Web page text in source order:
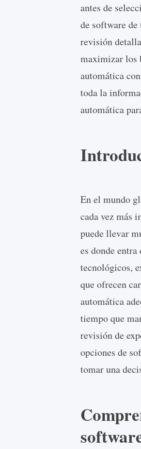
antes de
de software
revisión
maximizar los
automática
toda la
automática
En el mundo
cada vez más
puede llevar
es donde
tecnológicos,
que ofrecen
automática
tiempo que
revisión de
opciones de
tomar una